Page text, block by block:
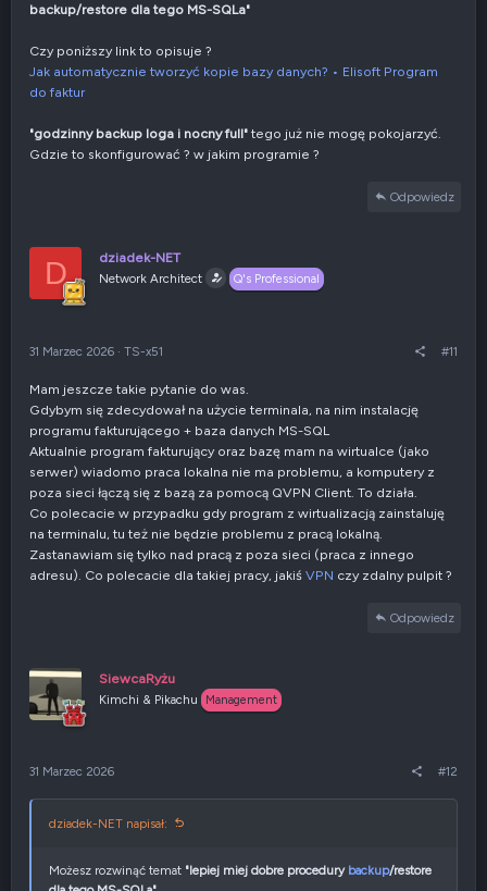
backup/restore dla tego MS-SQLa"
Czy poniższy link to opisuje ?
Jak automatycznie tworzyć kopie bazy danych? • Elisoft Program
do faktur
"godzinny backup loga i nocny full" tego już nie mogę pokojarzyć.
Gdzie to skonfigurować ? w jakim programie ?
Odpowiedz
D dziadek-NET
Network Architect Q's Professional
31 Marzec 2026 · TS-x51 #11
Mam jeszcze takie pytanie do was.
Gdybym się zdecydował na użycie terminala, na nim instalację
programu fakturującego + baza danych MS-SQL
Aktualnie program fakturujący oraz bazę mam na wirtualce (jako
serwer) wiadomo praca lokalna nie ma problemu, a komputery z
poza sieci łączą się z bazą za pomocą QVPN Client. To działa.
Co polecacie w przypadku gdy program z wirtualizacją zainstaluję
na terminalu, tu też nie będzie problemu z pracą lokalną.
Zastanawiam się tylko nad pracą z poza sieci (praca z innego
adresu). Co polecacie dla takiej pracy, jakiś VPN czy zdalny pulpit ?
Odpowiedz
SiewcaRyżu
Kimchi & Pikachu Management
31 Marzec 2026 #12
dziadek-NET napisał:
Możesz rozwinąć temat "lepiej miej dobre procedury backup/restore